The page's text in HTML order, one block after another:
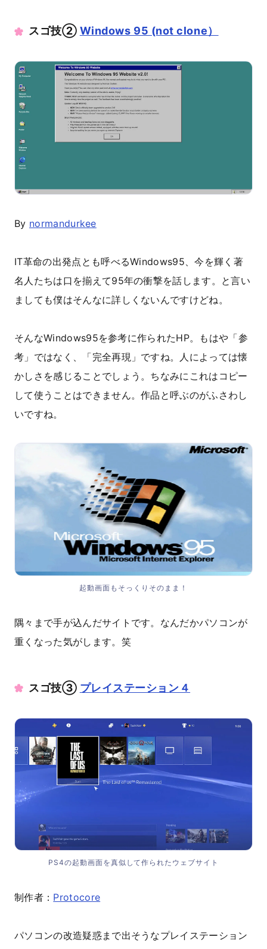
スゴ技② Windows 95 (not clone）
By normandurkee
IT革命の出発点とも呼べるWindows95、今を輝く著
名人たちは口を揃えて95年の衝撃を話します。と言い
ましても僕はそんなに詳しくないんですけどね。
そんなWindows95を参考に作られたHP。もはや「参
考」ではなく、「完全再現」ですね。人によっては懐
かしさを感じることでしょう。ちなみにこれはコピー
して使うことはできません。作品と呼ぶのがふさわし
いですね。
起動画面もそっくりそのまま！
隅々まで手が込んだサイトです。なんだかパソコンが
重くなった気がします。笑
スゴ技③ ‍ プレイステーション４
PS4の起動画面を真似して作られたウェブサイト
制作者： Protocore
パソコンの改造疑惑まで出そうなプレイステーション